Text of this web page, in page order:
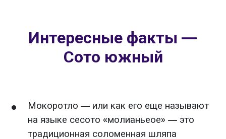
Интересные факты —
Сото южный
Мокоротло — или как его еще называют
на языке сесото «молианьеое» — это
традиционная соломенная шляпа